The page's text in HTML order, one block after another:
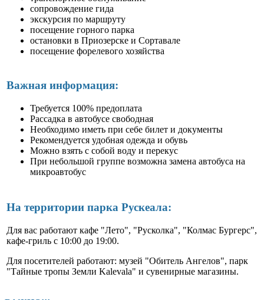
сопровождение гида
экскурсия по маршруту
посещение горного парка
остановки в Приозерске и Сортавале
посещение форелевого хозяйства
Важная информация:
Требуется 100% предоплата
Рассадка в автобусе свободная
Необходимо иметь при себе билет и документы
Рекомендуется удобная одежда и обувь
Можно взять с собой воду и перекус
При небольшой группе возможна замена автобуса на
микроавтобус
На территории парка Рускеала:
Для вас работают кафе "Лето", "Русколка", "Колмас Бургерс",
кафе-гриль с 10:00 до 19:00.
Для посетителей работают: музей "Обитель Ангелов", парк
"Тайные тропы Земли Kalevala" и сувенирные магазины.